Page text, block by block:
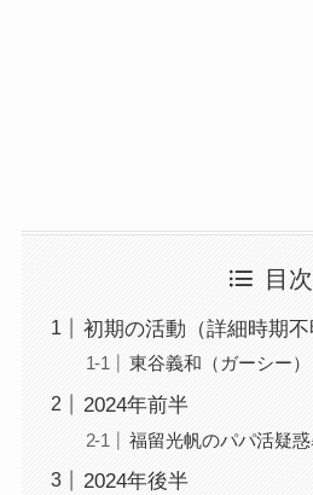
目次
初期の活動（詳細時期不
東谷義和（ガーシー
2024年前半
福留光帆のパパ活疑
2024年後半